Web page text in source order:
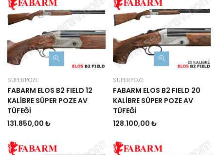
SÜPERPOZE
FABARM ELOS B2 FIELD 12
KALİBRE SÜPER POZE AV
TÜFEĞİ
131.850,00 ₺
SÜPERPOZE
FABARM ELOS B2 FIELD 20
KALİBRE SÜPER POZE AV
TÜFEĞİ
128.100,00 ₺